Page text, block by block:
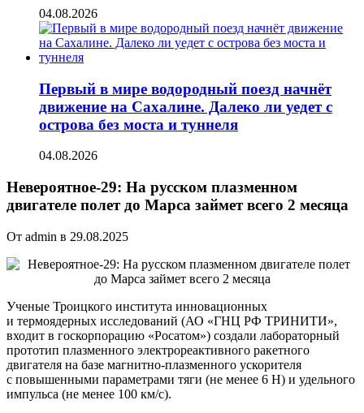
04.08.2026
Первый в мире водородный поезд начнёт
движение на Сахалине. Далеко ли уедет с
острова без моста и туннеля
04.08.2026
Невероятное-29: На русском плазменном
двигателе полет до Марса займет всего 2 месяца
От admin в 29.08.2025
Ученые Троицкого института инновационных
и термоядерных исследований (АО «ГНЦ РФ ТРИНИТИ»,
входит в госкорпорацию «Росатом») создали лабораторный
прототип плазменного электрореактивного ракетного
двигателя на базе магнитно-плазменного ускорителя
с повышенными параметрами тяги (не менее 6 Н) и удельного
импульса (не менее 100 км/с).